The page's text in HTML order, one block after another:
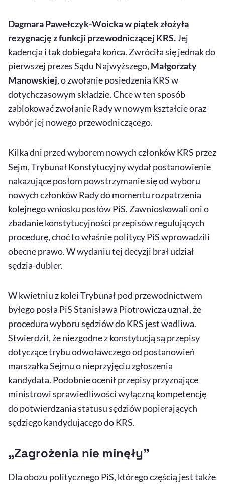
Dagmara Pawełczyk-Woicka w piątek złożyła
rezygnację z funkcji przewodniczącej KRS.Jej
kadencja i tak dobiegała końca. Zwróciła się jednak do
pierwszej prezes Sądu Najwyższego, Małgorzaty
Manowskiej, o zwołanie posiedzenia KRS w
dotychczasowym składzie. Chce w ten sposób
zablokować zwołanie Rady w nowym kształcie oraz
wybór jej nowego przewodniczącego.
Kilka dni przed wyborem nowych członków KRS przez
Sejm, Trybunał Konstytucyjny wydał postanowienie
nakazujące posłom powstrzymanie się od wyboru
nowych członków Rady do momentu rozpatrzenia
kolejnego wniosku posłów PiS. Zawnioskowali oni o
zbadanie konstytucyjności przepisów regulujących
procedurę, choć to właśnie politycy PiS wprowadzili
obecne prawo. W wydaniu tej decyzji brał udział
sędzia-dubler.
W kwietniu z kolei Trybunał pod przewodnictwem
byłego posła PiS Stanisława Piotrowicza uznał, że
procedura wyboru sędziów do KRS jest wadliwa.
Stwierdził, że niezgodne z konstytucją są przepisy
dotyczące trybu odwoławczego od postanowień
marszałka Sejmu o nieprzyjęciu zgłoszenia
kandydata. Podobnie ocenił przepisy przyznające
ministrowi sprawiedliwości wyłączną kompetencję
do potwierdzania statusu sędziów popierających
sędziego kandydującego do KRS.
„Zagrożenia nie minęły”
Dla obozu politycznego PiS, którego częścią jest także